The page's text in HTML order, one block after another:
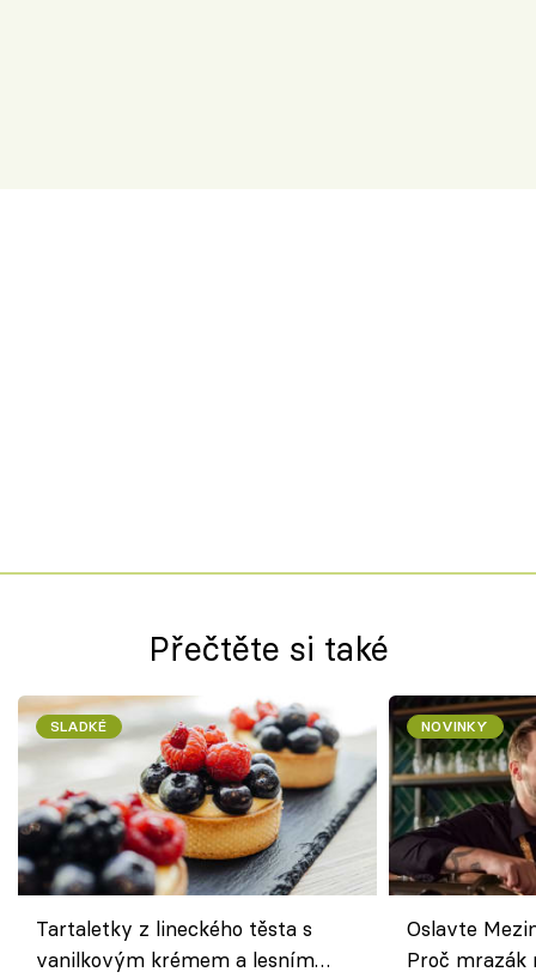
Přečtěte si také
SLADKÉ
Tartaletky z lineckého těsta s
vanilkovým krémem a lesním
NOVINKY
Oslavte
Proč